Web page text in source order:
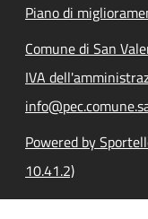
Piano di
Comune di San
IVA
Powered by
10.41.2)